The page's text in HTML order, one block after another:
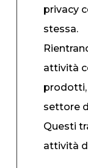
privacy
stessa.
attività
prodotti,
settore
Questi
attività